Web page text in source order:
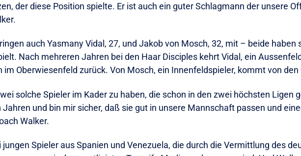
der diese Position spielte. Er ist auch ein guter Schlagmann der unsere
auch Yasmany Vidal, 27, und Jakob von Mosch, 32, mit – beide haben
Nach mehreren Jahren bei den Haar Disciples kehrt Vidal, ein
im Oberwiesenfeld zurück. Von Mosch, ein Innenfeldspieler, kommt von den
solche Spieler im Kader zu haben, die schon in den zwei höchsten Ligen
Jahren und bin mir sicher, daß sie gut in unsere Mannschaft passen und
Walker.
jungen Spieler aus Spanien und Venezuela, die durch die Vermittlung des